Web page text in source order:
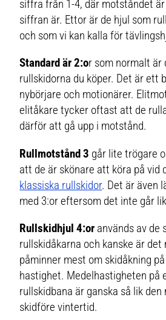
siffra från 1-4, där motståndet
siffran är. Ettor är de hjul som
och som vi kan kalla för
Standard är 2:or som normalt är
rullskidorna du köper. Det är ett
nybörjare och motionärer.
elitåkare tycker oftast att de
därför att gå upp i motstånd.
Rullmotstånd 3 går lite trögare
att de är skönare att köra på vid
klassiska rullskidor. Det är även
med 3:or eftersom det inte går
Rullskidhjul 4:or används av de
rullskidåkarna och kanske är
påminner mest om skidåkning
hastighet. Medelhastigheten på
rullskidbana är ganska så lik
skidföre vintertid.